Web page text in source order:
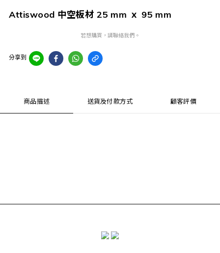
Attiswood 中空板材 25 mm ｘ 95 mm
若想購買，請聯絡我們。
分享到
商品描述 送貨及付款方式 顧客評價